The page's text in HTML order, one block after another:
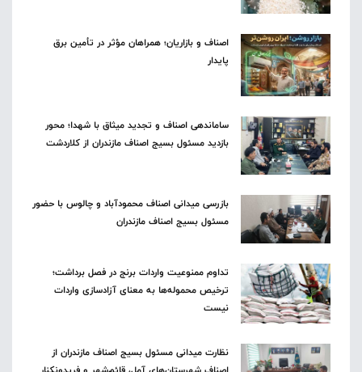
اصناف و بازاریان؛ همراهان مؤثر در تأمین برق
پایدار
ساماندهی اصناف و تجدید میثاق با شهدا؛ محور
بازدید مسئول بسیج اصناف مازندران از کلاردشت
بازرسی میدانی اصناف محمودآباد و چالوس با حضور
مسئول بسیج اصناف مازندران
تداوم ممنوعیت واردات برنج در فصل برداشت؛
ترخیص محموله‌ها به معنای آزادسازی واردات
نیست
نظارت میدانی مسئول بسیج اصناف مازندران از